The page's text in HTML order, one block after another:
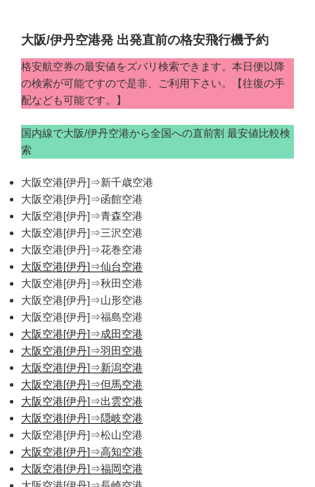
大阪/伊丹空港発 出発直前の格安飛行機予約
格安航空券の最安値をズバリ検索できます。本日便以降
の検索が可能ですので是非、ご利用下さい。【往復の手
配なども可能です。】
国内線で大阪/伊丹空港から全国への直前割 最安値比較検
索
大阪空港[伊丹]⇒新千歳空港
大阪空港[伊丹]⇒函館空港
大阪空港[伊丹]⇒青森空港
大阪空港[伊丹]⇒三沢空港
大阪空港[伊丹]⇒花巻空港
大阪空港[伊丹]⇒仙台空港
大阪空港[伊丹]⇒秋田空港
大阪空港[伊丹]⇒山形空港
大阪空港[伊丹]⇒福島空港
大阪空港[伊丹]⇒成田空港
大阪空港[伊丹]⇒羽田空港
大阪空港[伊丹]⇒新潟空港
大阪空港[伊丹]⇒但馬空港
大阪空港[伊丹]⇒出雲空港
大阪空港[伊丹]⇒隠岐空港
大阪空港[伊丹]⇒松山空港
大阪空港[伊丹]⇒高知空港
大阪空港[伊丹]⇒福岡空港